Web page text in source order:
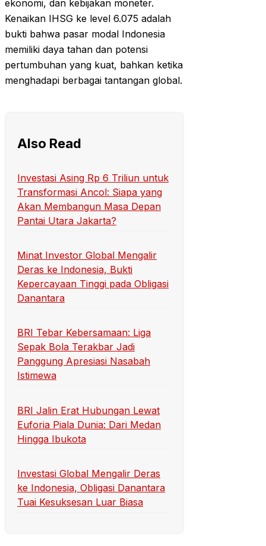
ekonomi, dan kebijakan moneter.
Kenaikan IHSG ke level 6.075 adalah
bukti bahwa pasar modal Indonesia
memiliki daya tahan dan potensi
pertumbuhan yang kuat, bahkan ketika
menghadapi berbagai tantangan global.
Also Read
Investasi Asing Rp 6 Triliun untuk
Transformasi Ancol: Siapa yang
Akan Membangun Masa Depan
Pantai Utara Jakarta?
Minat Investor Global Mengalir
Deras ke Indonesia, Bukti
Kepercayaan Tinggi pada Obligasi
Danantara
BRI Tebar Kebersamaan: Liga
Sepak Bola Terakbar Jadi
Panggung Apresiasi Nasabah
Istimewa
BRI Jalin Erat Hubungan Lewat
Euforia Piala Dunia: Dari Medan
Hingga Ibukota
Investasi Global Mengalir Deras
ke Indonesia, Obligasi Danantara
Tuai Kesuksesan Luar Biasa